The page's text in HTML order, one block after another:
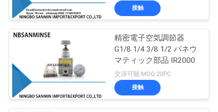
ト
私
に
空気の脈拍弁
62
接触
精密電子空気調節器
G1/8 1/4 3/8 1/2 パネウ
マティック部品 IR2000
交渉可能 MOQ:20PC
接触